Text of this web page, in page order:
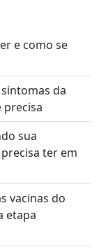
e como se
da
precisa
sua
ter em
vacinas do
etapa